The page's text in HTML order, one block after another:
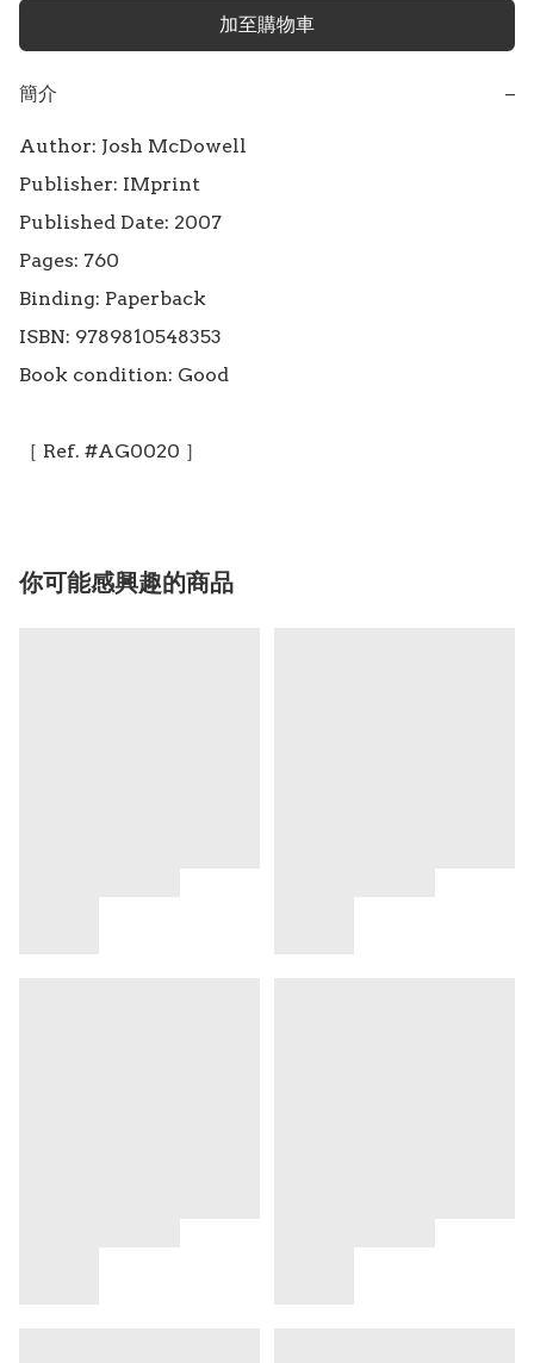
加至購物車
簡介 −
Author: Josh McDowell
Publisher: IMprint
Published Date: 2007
Pages: 760
Binding: Paperback
ISBN: 9789810548353
Book condition: Good
你可能感興趣的商品